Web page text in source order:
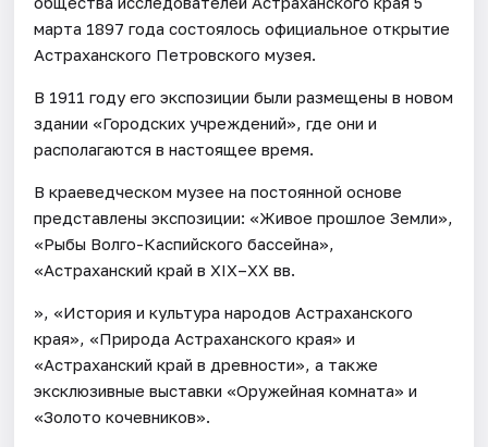
марта 1897 года состоялось официальное открытие
Астраханского Петровского музея.
В 1911 году его экспозиции были размещены в новом
здании «Городских учреждений», где они и
располагаются в настоящее время.
В краеведческом музее на постоянной основе
представлены экспозиции: «Живое прошлое Земли»,
«Рыбы Волго-Каспийского бассейна»,
«Астраханский край в XIX–XX вв.
», «История и культура народов Астраханского
края», «Природа Астраханского края» и
«Астраханский край в древности», а также
эксклюзивные выставки «Оружейная комната» и
«Золото кочевников».